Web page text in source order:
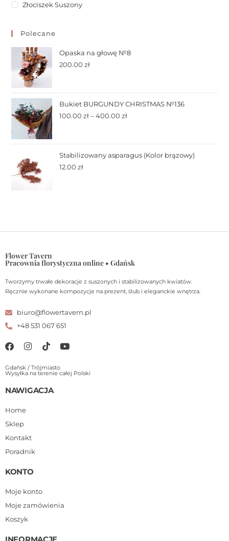
Złociszek Suszony
Polecane
Opaska na głowę №8
200.00zł
Bukiet BURGUNDY CHRISTMAS №136
100.00zł – 400.00zł
Stabilizowany asparagus (Kolor brązowy)
12.00zł
Flower Tavern
Pracownia florystyczna online • Gdańsk
Tworzymy trwałe dekoracje z suszonych i stabilizowanych kwiatów.
Ręcznie wykonane kompozycje na prezent, ślub i eleganckie wnętrza.
biuro@flowertavern.pl
+48 531 067 651
Gdańsk / Trójmiasto
Wysyłka na terenie całej Polski
NAWIGACJA
Home
Sklep
Kontakt
Poradnik
KONTO
Moje konto
Moje zamówienia
Koszyk